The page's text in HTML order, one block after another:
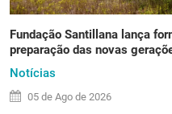
Fundação Santillana lança
preparação das novas
Notícias
05 de Ago de 2026